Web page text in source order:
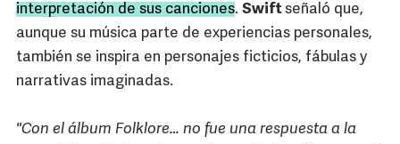
interpretación de sus canciones. Swiftseñaló que,
aunque su música parte de experiencias personales,
también se inspira en personajes ficticios, fábulas y
narrativas imaginadas.
"Con el álbum Folklore… no fue una respuesta a la